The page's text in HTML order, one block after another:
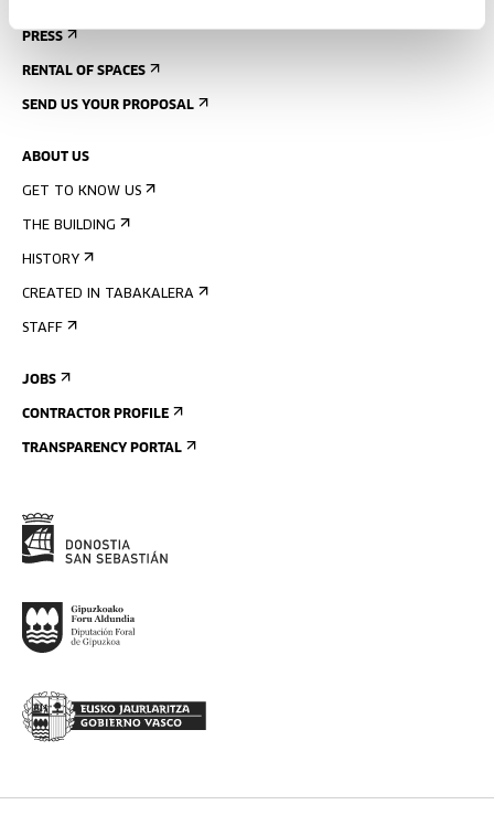
PRESS
RENTAL OF SPACES
SEND US YOUR PROPOSAL
ABOUT US
GET TO KNOW US
THE BUILDING
HISTORY
CREATED IN TABAKALERA
STAFF
JOBS
CONTRACTOR PROFILE
TRANSPARENCY PORTAL